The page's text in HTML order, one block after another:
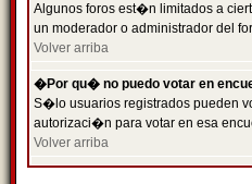
Algunos foros est�n limitados a
un moderador o administrador del
Volver arriba
�Por qu� no puedo votar en
S�lo usuarios registrados pueden
autorizaci�n para votar en esa
Volver arriba